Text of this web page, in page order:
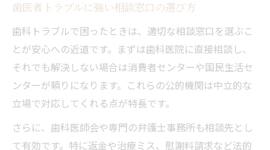
歯医者トラブルに強い相談窓口の選び方
歯科トラブルで困ったときは、適切な相談窓口を選ぶこ
とが安心への近道です。まずは歯科医院に直接相談し、
それでも解決しない場合は消費者センターや国民生活セ
ンターが頼りになります。これらの公的機関は中立的な
立場で対応してくれる点が特長です。
さらに、歯科医師会や専門の弁護士事務所も相談先とし
て有効です。特に返金や治療ミス、慰謝料請求など法的